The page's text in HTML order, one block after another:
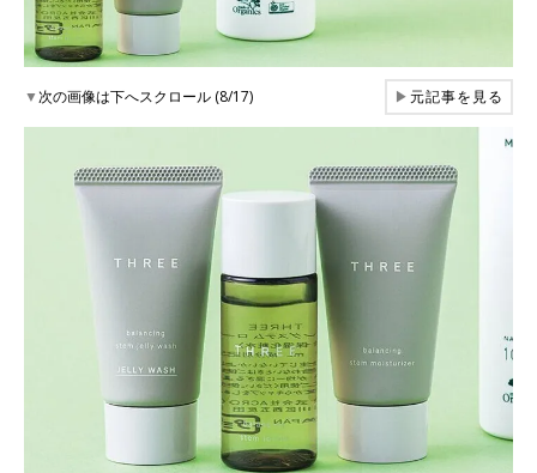
▼次の画像は下へスクロール (8/17) ▶元記事を見る